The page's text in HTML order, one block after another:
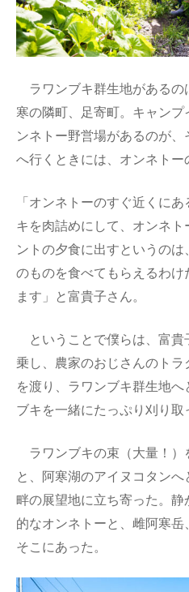
ラワンブキ群生地がある
寒の隣町、足寄町。キャン
ンネトー野営場があるのが
へ行くときには、オンネトー
「オンネトーのすぐ近くに
キを肉詰めにして、オンネ
ントの夕食に出すというの
のものを食べてもらえるわ
ます」と富貴子さん。
ということで僕らは、富貴
乗し、農家のおじさんのト
を渡り、ラワンブキ群生地
ブキを一緒にたっぷり刈り取
ラワンブキの束（大量！）
と、阿寒湖のアイヌコタン
畔の展望地に立ち寄った。
的なオンネトーと、雌阿寒
そこにあった。